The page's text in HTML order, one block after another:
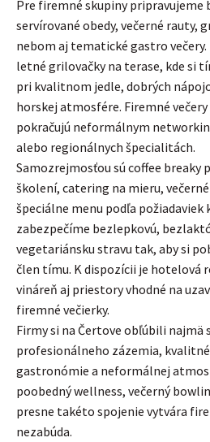
Pre firemné skupiny pripravujeme
servírované obedy, večerné rauty,
nebom aj tematické gastro
letné grilovačky na terase, kde si
pri kvalitnom jedle, dobrých
horskej atmosfére. Firemné
pokračujú neformálnym
alebo regionálnych špecialitách.
Samozrejmosťou sú coffee breaky
školení, catering na mieru,
špeciálne menu podľa požiadaviek
zabezpečíme bezlepkovú,
vegetariánsku stravu tak, aby si
člen tímu. K dispozícii je hotelová
vináreň aj priestory vhodné na
firemné večierky.
Firmy si na Čertove obľúbili najmä
profesionálneho zázemia,
gastronómie a neformálnej
poobedný wellness, večerný
presne takéto spojenie vytvára
nezabúda.